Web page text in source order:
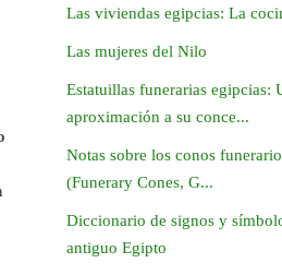
Las viviendas egipcias: La
Las mujeres del Nilo
Estatuillas funerarias egipcias:
aproximación a su conce...
Notas sobre los conos
(Funerary Cones, G...
Diccionario de signos y
antiguo Egipto